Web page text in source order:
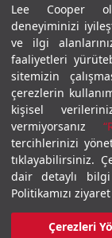
Lee Cooper
deneyiminizi
ve ilgi
faaliyetleri
sitemizin
çerezlerin
kişisel
vermiyorsanız
tercihlerinizi
tıklayabilirsiniz.
dair detaylı
Politikamızı
Çerezleri
Gizlilik Politikası
©